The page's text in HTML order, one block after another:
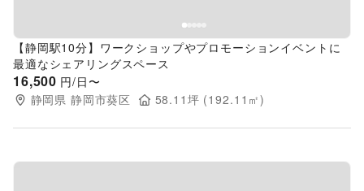
【静岡駅10分】ワークショップやプロモーションイベントに
最適なシェアリングスペース
16,500 円/日〜
静岡県 静岡市葵区 58.11 坪 (192.11 ㎡)